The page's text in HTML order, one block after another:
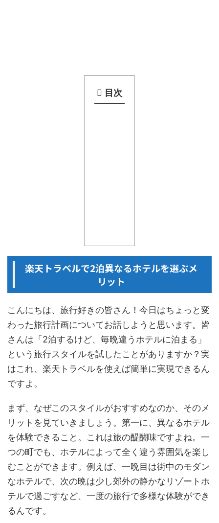
目次
楽天トラベルで2泊異なるホテルを選ぶメ
リット
こんにちは、旅行好きの皆さん！今日はちょっと変
わった旅行計画についてお話しようと思います。皆
さんは「2泊するけど、毎晩違うホテルに泊まる」
という旅行スタイルを試したことがありますか？実
はこれ、楽天トラベルを使えば簡単に実現できるん
ですよ。
まず、なぜこのスタイルがおすすめなのか、そのメ
リットを見ていきましょう。第一に、異なるホテル
を体験できること。これは旅の醍醐味ですよね。一
つの町でも、ホテルによって全く違う雰囲気を楽し
むことができます。例えば、一晩目は街中のモダン
なホテルで、次の晩は少し郊外の静かなリゾートホ
テルで過ごすなど、一度の旅行で多様な体験ができ
るんです。